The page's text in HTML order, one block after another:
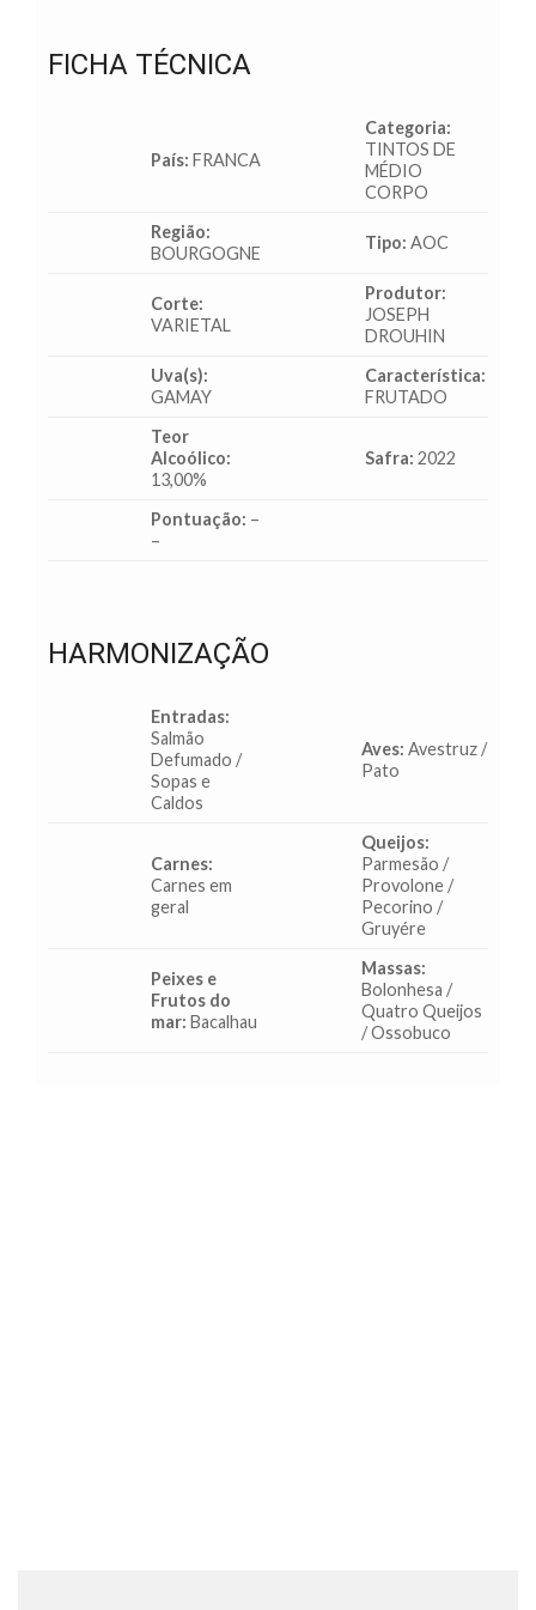
FICHA TÉCNICA
País: FRANCA
Categoria:
TINTOS DE
MÉDIO
CORPO
Região:
BOURGOGNE
Tipo: AOC
Corte:
VARIETAL
Produtor:
JOSEPH
DROUHIN
Uva(s):
GAMAY
Característica:
FRUTADO
Teor
Alcoólico:
13,00%
Safra: 2022
Pontuação: –
–
HARMONIZAÇÃO
Entradas:
Salmão
Defumado /
Sopas e
Caldos
Aves: Avestruz /
Pato
Carnes:
Carnes em
geral
Queijos:
Parmesão /
Provolone /
Pecorino /
Gruyére
Peixes e
Frutos do
mar: Bacalhau
Massas:
Bolonhesa /
Quatro Queijos
/ Ossobuco